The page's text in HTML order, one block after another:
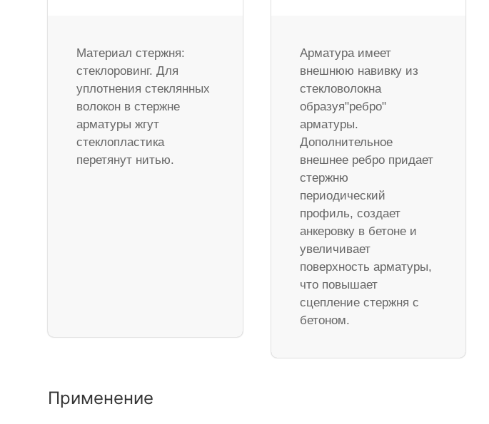
Материал стержня:
стеклоровинг. Для
уплотнения стеклянных
волокон в стержне
арматуры жгут
стеклопластика
перетянут нитью.
Арматура имеет
внешнюю навивку из
стекловолокна
образуя"ребро"
арматуры.
Дополнительное
внешнее ребро придает
стержню
периодический
профиль, создает
анкеровку в бетоне и
увеличивает
поверхность арматуры,
что повышает
сцепление стержня с
бетоном.
Применение